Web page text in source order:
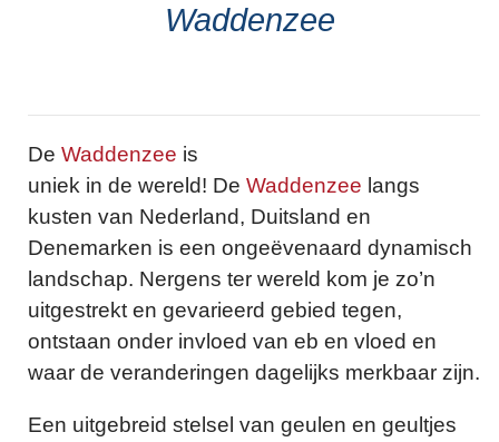
Waddenzee
De Waddenzee is
uniek in de wereld! De Waddenzee langs
kusten van Nederland, Duitsland en
Denemarken is een ongeëvenaard dynamisch
landschap. Nergens ter wereld kom je zo’n
uitgestrekt en gevarieerd gebied tegen,
ontstaan onder invloed van eb en vloed en
waar de veranderingen dagelijks merkbaar zijn.
Een uitgebreid stelsel van geulen en geultjes